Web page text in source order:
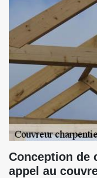
Conception de
appel au